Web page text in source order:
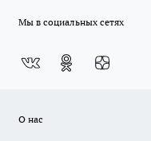
Мы в социальных сетях
О нас